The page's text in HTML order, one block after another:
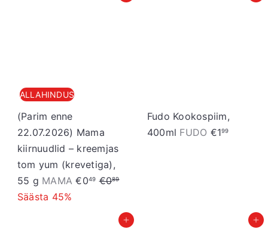
ALLAHINDUS
(Parim enne
22.07.2026) Mama
kiirnuudlid – kreemjas
tom yum (krevetiga),
55 g MAMAS
€049 T
€089
Säästa 45%
Fudo Kookospiim,
400ml FUDO €199
Lisa ostukorvi Lisa ostukorvi